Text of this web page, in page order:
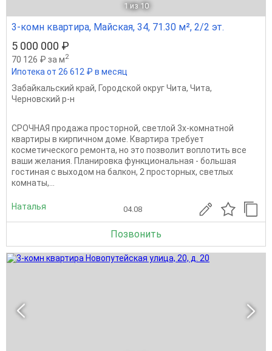
1 из 10
3-комн квартира, Майская, 34, 71.30 м², 2/2 эт.
5 000 000 ₽
70 126 ₽ за м2
Ипотека от 26 612 ₽ в месяц
Забайкальский край, Городской округ Чита, Чита,
Черновский р-н
СРОЧНАЯ продажа просторной, светлой 3х-комнатной
квартиры в кирпичном доме. Квартира требует
косметического ремонта, но это позволит воплотить все
ваши желания. Планировка функциональная - большая
гостиная с выходом на балкон, 2 просторных, светлых
комнаты,...
Наталья 04.08
Позвонить